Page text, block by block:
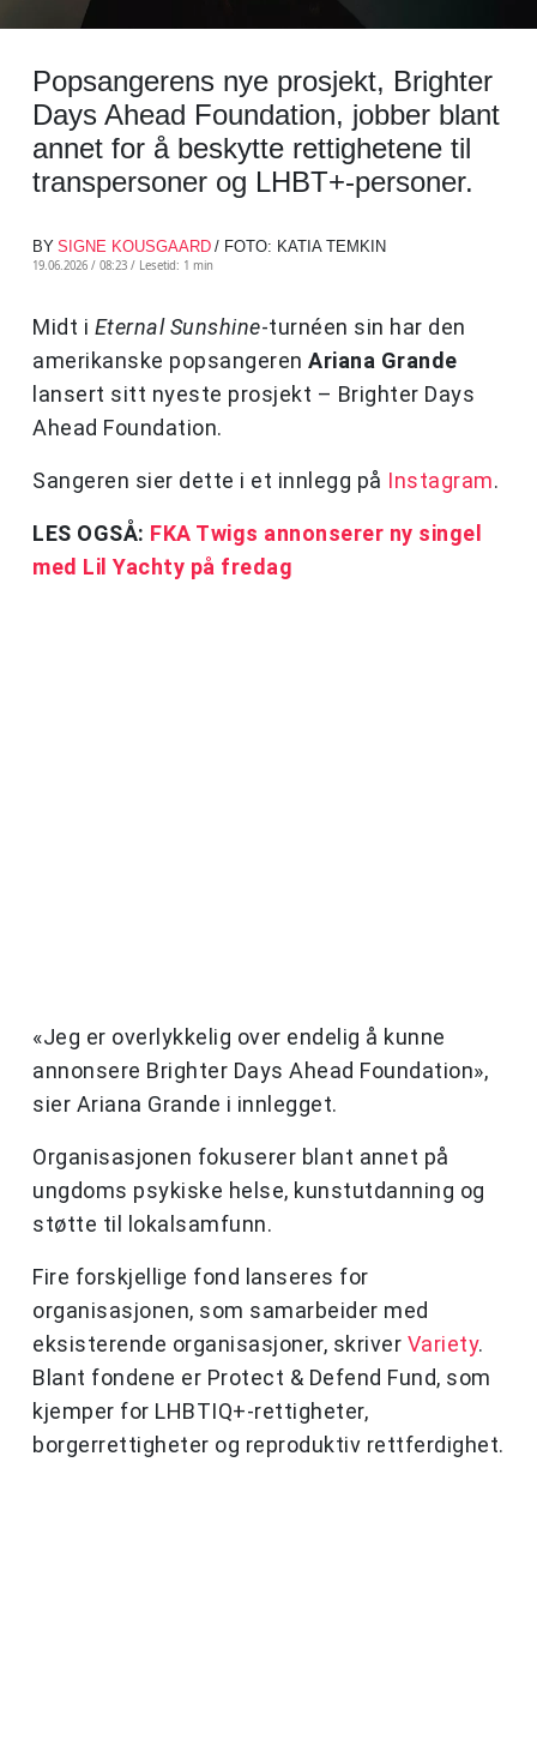
Popsangerens nye prosjekt, Brighter
Days Ahead Foundation, jobber blant
annet for å beskytte rettighetene til
transpersoner og LHBT+-personer.
BY SIGNE KOUSGAARD / FOTO: KATIA TEMKIN
19.06.2026 / 08:23 / Lesetid: 1 min
Midt i Eternal Sunshine-turnéen sin har den
amerikanske popsangeren Ariana Grande
lansert sitt nyeste prosjekt – Brighter Days
Ahead Foundation.
Sangeren sier dette i et innlegg på Instagram.
LES OGSÅ: FKA Twigs annonserer ny singel
med Lil Yachty på fredag
«Jeg er overlykkelig over endelig å kunne
annonsere Brighter Days Ahead Foundation»,
sier Ariana Grande i innlegget.
Organisasjonen fokuserer blant annet på
ungdoms psykiske helse, kunstutdanning og
støtte til lokalsamfunn.
Fire forskjellige fond lanseres for
organisasjonen, som samarbeider med
eksisterende organisasjoner, skriver Variety.
Blant fondene er Protect & Defend Fund, som
kjemper for LHBTIQ+-rettigheter,
borgerrettigheter og reproduktiv rettferdighet.